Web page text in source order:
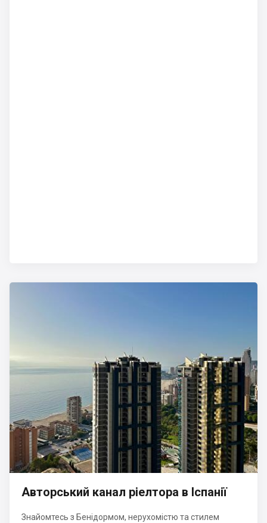
Авторський канал ріелтора в Іспанії
Знайомтесь з Бенідормом, нерухомістю та стилем